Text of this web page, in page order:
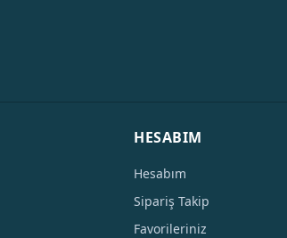
HESABIM
Hesabım
Sipariş Takip
Favorileriniz